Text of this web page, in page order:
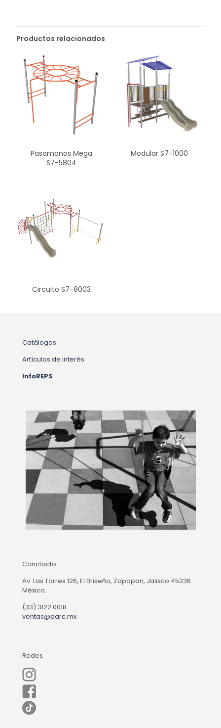
Productos relacionados
Pasamanos Mega
S7-5804
Modular S7-1000
Circuito S7-8003
Catálogos
Artículos de interés
InfoREPS
Conctacto
Av. Las Torres 126, El Briseño, Zapopan, Jalisco 45236
México.
(33) 3122 0018
ventas@parc.mx
Redes